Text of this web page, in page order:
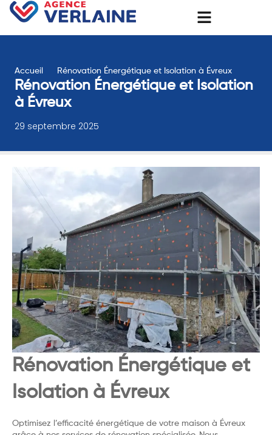
Accueil Rénovation Énergétique et Isolation à Évreux
Rénovation Énergétique et Isolation
à Évreux
29 septembre 2025
Rénovation Énergétique et
Isolation à Évreux
Optimisez l’efficacité énergétique de votre maison à Évreux